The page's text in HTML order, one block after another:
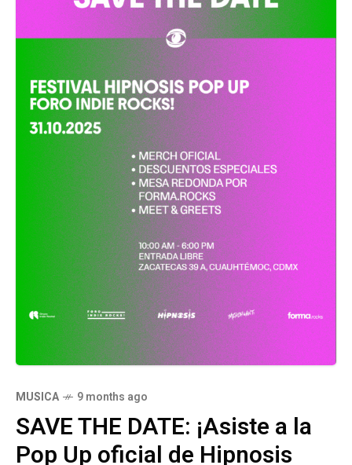
MUSICA 9 months ago
SAVE THE DATE: ¡Asiste a la
Pop Up oficial de Hipnosis